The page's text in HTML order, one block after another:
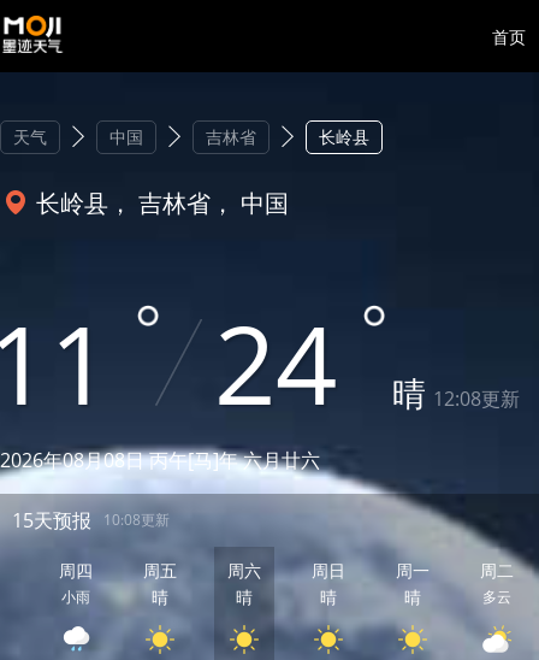
首页
天气 中国 吉林省 长岭县
长岭县， 吉林省， 中国
24 晴 12:08更新
2026年08月08日 丙午[马]年 六月廿六
15天预报 10:08更新
周四
小雨
周五
晴
周六
晴
周日
晴
周一
晴
周二
多云